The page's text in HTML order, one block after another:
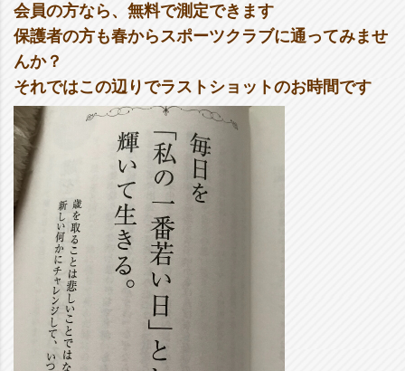
会員の方なら、無料で測定できます
保護者の方も春からスポーツクラブに通ってみませ
んか？
それではこの辺りでラストショットのお時間です